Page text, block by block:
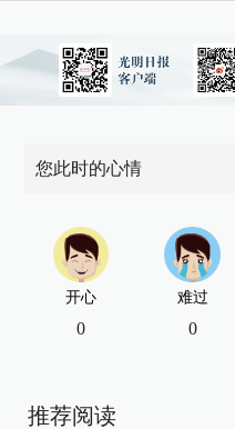
您此时的心情
开心
0
难过
0
推荐阅读